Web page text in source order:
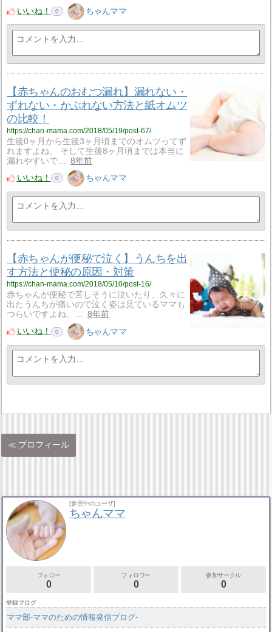
いいね！
0 ちゃんママ
【赤ちゃんのおむつ漏れ】漏れない・
ずれない・かぶれない方法と紙オムツ
の比較！
https://chan-mama.com/2018/05/19/post-67/
生後0ヶ月から生後3ヶ月頃までのオムツってず
れますよね。 そして生後8ヶ月頃までは本当に
漏れやすいで…
8年前
いいね！
0 ちゃんママ
【赤ちゃんが便秘で泣く】うんちを出
す方法と便秘の原因・対策
https://chan-mama.com/2018/05/10/post-16/
赤ちゃんが便秘で苦しそうに泣いたり、久々に
出たうんちが痛いので泣く姿は見ているママも
つらいですよね。…
8年前
いいね！
0 ちゃんママ
プロフィール
[参照中のユーザ]
ちゃんママ
フォロー
0
フォロワー
0
参加サークル
0
登録ブログ
ママ部-ママのための情報発信ブログ-